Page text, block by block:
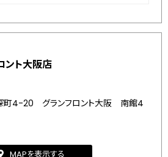
ト大阪店
町4-20 グランフロント大阪 南館4
MAPを表示する